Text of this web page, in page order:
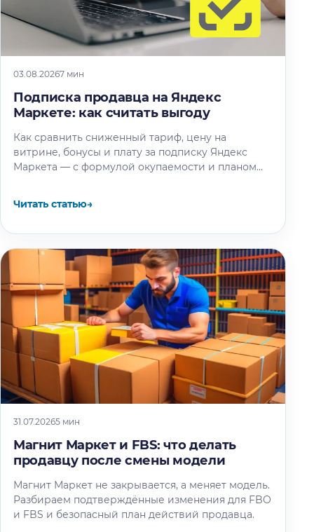
03.08.20267 мин
Подписка продавца на Яндекс
Маркете: как считать выгоду
Как сравнить сниженный тариф, цену на
витрине, бонусы и плату за подписку Яндекс
Маркета — с формулой окупаемости и планом
Читать статью→
31.07.20265 мин
Магнит Маркет и FBS: что делать
продавцу после смены модели
Магнит Маркет не закрывается, а меняет модель.
Разбираем подтверждённые изменения для FBO
и FBS и безопасный план действий продавца.